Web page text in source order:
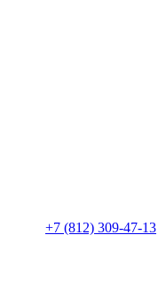
+7 (812) 309-47-13